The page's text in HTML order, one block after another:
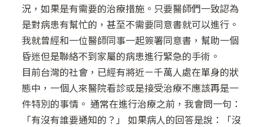
況，如果是有需要的治療措施。只要醫師們一致認為
是對病患有幫忙的，甚至不需要同意書就可以進行。
我就曾經和一位醫師同事一起簽署同意書，幫助一個
昏迷但是聯絡不到家屬的病患進行緊急的手術。
目前台灣的社會，已經有將近ㄧ千萬人處在單身的狀
態中，一個人來醫院看診或是接受治療不應該再是一
件特別的事情。 通常在進行治療之前，我會問一句：
「有沒有誰要通知的？」 如果病人的回答是說：「沒